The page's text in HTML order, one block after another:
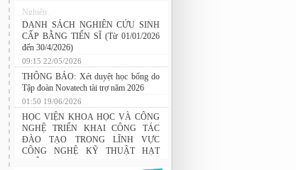
Nghiên cứu chế tạo hệ thống xác định
hướng vật thể độ chính xác cao dựa trên
từ kế và vật liệu biến hóa
DANH SÁCH NGHIÊN CỨU SINH
CẤP BẰNG TIẾN SĨ (Từ 01/01/2026
đến 30/4/2026)
09:15 22/05/2026
THÔNG BÁO: Xét duyệt học bổng do
Tập đoàn Novatech tài trợ năm 2026
01:50 19/06/2026
HỌC VIỆN KHOA HỌC VÀ CÔNG
NGHỆ TRIỂN KHAI CÔNG TÁC